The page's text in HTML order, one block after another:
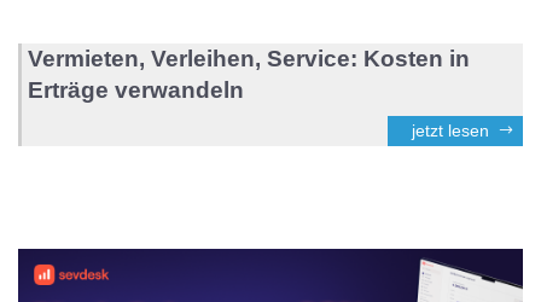
Vermieten, Verleihen, Service: Kosten in
Erträge verwandeln
jetzt lesen